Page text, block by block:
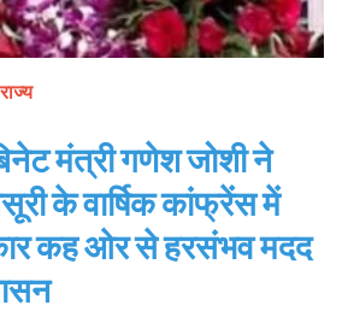
राज्य
मंत्री गणेश जोशी ने
के वार्षिक कांफ्रेंस में
कह ओर से हरसंभव मदद